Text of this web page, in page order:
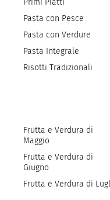
Pasta con Pesce
Pasta con Verdure
Pasta Integrale
Risotti Tradizionali
Frutta e Verdura di
Maggio
Frutta e Verdura di
Giugno
Frutta e Verdura di